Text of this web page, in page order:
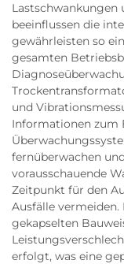
Lastschwankungen
beeinflussen die
gewährleisten so
gesamten
und
Informationen zum
fernüberwachen
vorausschauende
Zeitpunkt für den
Ausfälle
gekapselten
erfolgt, was eine